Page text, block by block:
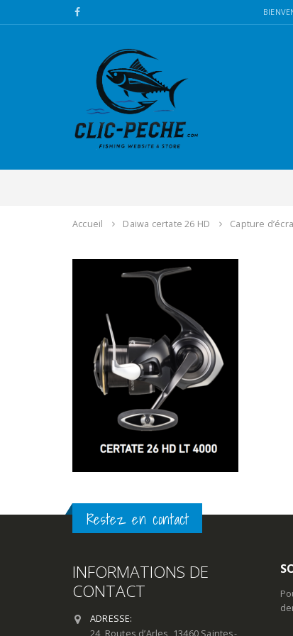
Accueil Daiwa certate 26 HD Capture
Restez en contact
INFORMATIONS DE
CONTACT
ADRESSE:
24, Routes d’Arles, 13460 Saintes-